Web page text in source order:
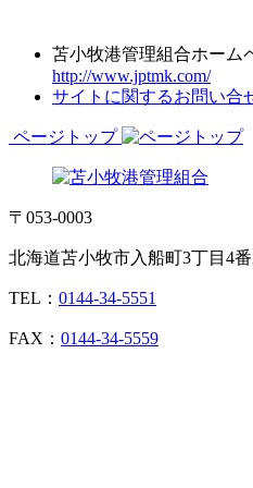
苫小牧港管理組合ホーム
http://www.jptmk.com/
サイトに関するお問い合
ページトップ
〒053-0003
北海道苫小牧市入船町3丁目4
TEL： 0144-34-5551
FAX： 0144-34-5559